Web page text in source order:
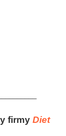
firmy Diet